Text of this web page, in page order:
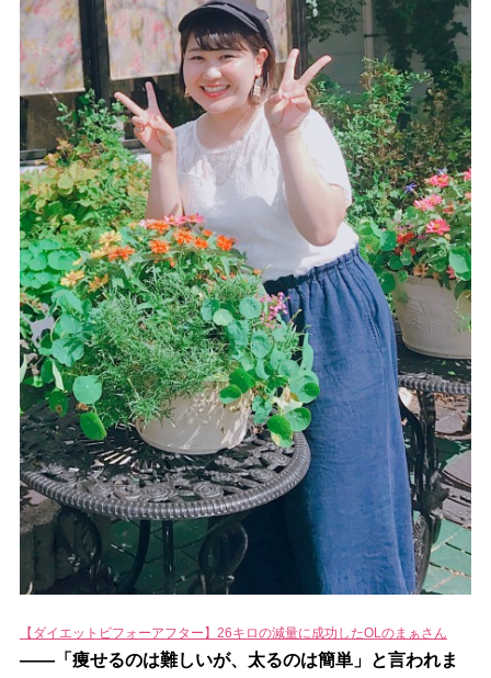
【ダイエットビフォーアフター】26キロの減量に成功したOLのまぁさん
――「痩せるのは難しいが、太るのは簡単」と言われま